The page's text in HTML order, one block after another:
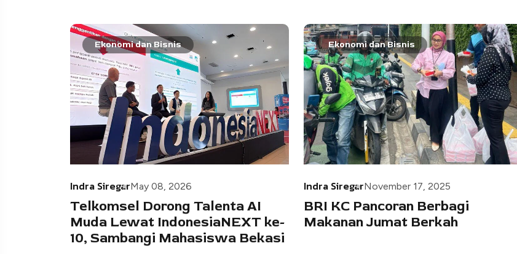
Ekonomi dan Bisnis
Indra SiregarMay 08, 2026
Telkomsel Dorong Talenta AI
Muda Lewat IndonesiaNEXT ke-
10, Sambangi Mahasiswa Bekasi
Ekonomi dan Bisnis
Indra SiregarNovember 17, 2025
BRI KC Pancoran Berbagi
Makanan Jumat Berkah